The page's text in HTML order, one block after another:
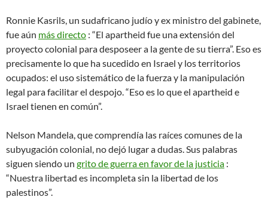
Ronnie Kasrils, un sudafricano judío y ex ministro del gabinete,
fue aún más directo : “El apartheid fue una extensión del
proyecto colonial para desposeer a la gente de su tierra”. Eso es
precisamente lo que ha sucedido en Israel y los territorios
ocupados: el uso sistemático de la fuerza y ​​la manipulación
legal para facilitar el despojo. “Eso es lo que el apartheid e
Israel tienen en común”.
Nelson Mandela, que comprendía las raíces comunes de la
subyugación colonial, no dejó lugar a dudas. Sus palabras
siguen siendo un grito de guerra en favor de la justicia :
“Nuestra libertad es incompleta sin la libertad de los
palestinos”.